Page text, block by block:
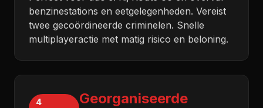
benzinestations en eetgelegenheden. Vereist
twee gecoördineerde criminelen. Snelle
multiplayeractie met matig risico en beloning.
4
Georganiseerde